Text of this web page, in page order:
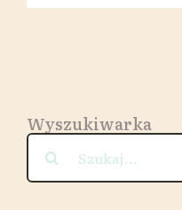
Wyszukiwarka
Szukaj